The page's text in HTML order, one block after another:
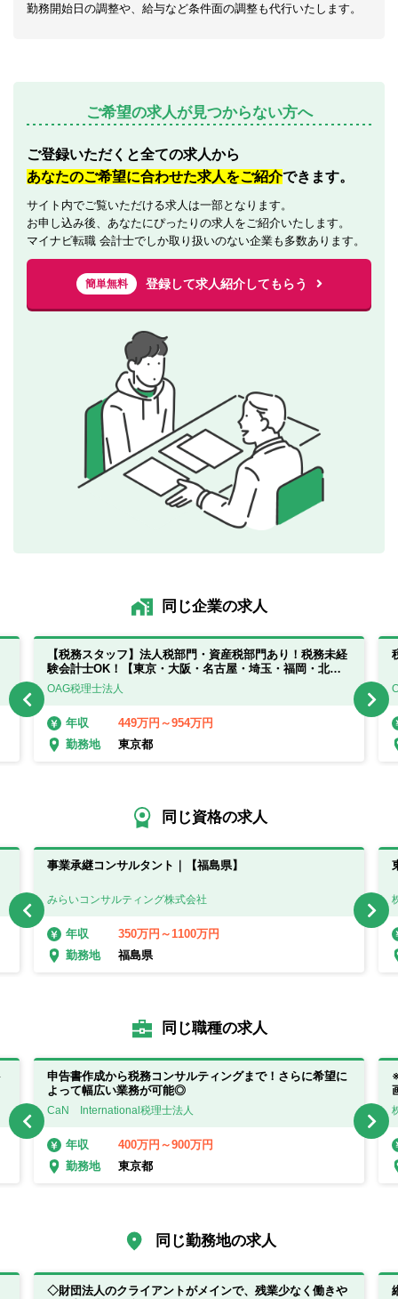
勤務開始日の調整や、給与など条件面の調整も代行いたします。
ご希望の求人が見つからない方へ
ご登録いただくと全ての求人から
あなたのご希望に合わせた求人をご紹介できます。
サイト内でご覧いただける求人は一部となります。
お申し込み後、あなたにぴったりの求人をご紹介いたします。
マイナビ転職 会計士でしか取り扱いのない企業も多数あります。
簡単無料 登録して求人紹介してもらう
同じ企業の求人
【税務スタッフ】法人税部門・資産税部門あり！税務未経
験会計士OK！【東京・大阪・名古屋・埼玉・福岡・北海
道(札幌)】
OAG税理士法人
年収
449万円～954万円
勤務地
東京都
同じ資格の求人
事業承継コンサルタント｜【福島県】
みらいコンサルティング株式会社
年収
350万円～1100万円
勤務地
福島県
同じ職種の求人
申告書作成から税務コンサルティングまで！さらに希望に
よって幅広い業務が可能◎
CaN International税理士法人
年収
400万円～900万円
勤務地
東京都
同じ勤務地の求人
◇財団法人のクライアントがメインで、残業少なく働きや